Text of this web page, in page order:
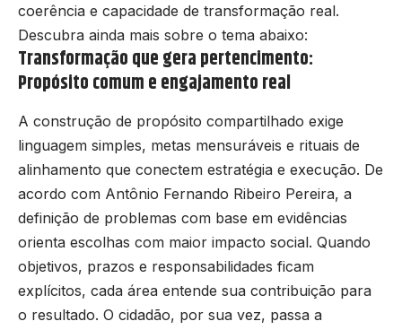
coerência e capacidade de transformação real.
Descubra ainda mais sobre o tema abaixo:
Transformação que gera pertencimento:
Propósito comum e engajamento real
A construção de propósito compartilhado exige
linguagem simples, metas mensuráveis e rituais de
alinhamento que conectem estratégia e execução. De
acordo com Antônio Fernando Ribeiro Pereira, a
definição de problemas com base em evidências
orienta escolhas com maior impacto social. Quando
objetivos, prazos e responsabilidades ficam
explícitos, cada área entende sua contribuição para
o resultado. O cidadão, por sua vez, passa a